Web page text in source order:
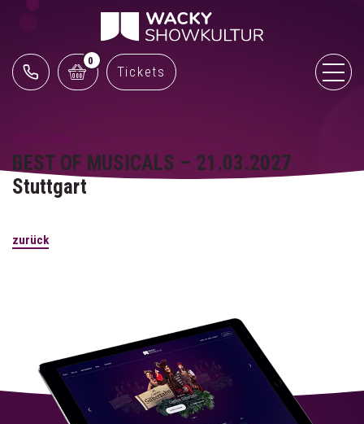
0
Tickets
BEST OF MUSICALS – 21.03.2027
Stuttgart
zurück